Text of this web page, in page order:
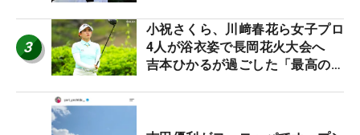
3
小祝さくら、川﨑春花ら女子プロ
4人が浴衣姿で長岡花火大会へ
吉本ひかるが過ごした「最高の夏